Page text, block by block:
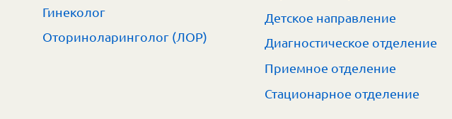
Гинеколог
Оториноларинголог (ЛОР)
Детское направление
Диагностическое отделение
Приемное отделение
Стационарное отделение